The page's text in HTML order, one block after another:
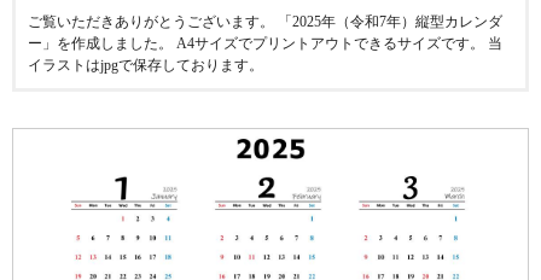
ご覧いただきありがとうございます。 「2025年（令和7年）縦型カレンダ
ー」を作成しました。 A4サイズでプリントアウトできるサイズです。 当
イラストはjpgで保存しております。